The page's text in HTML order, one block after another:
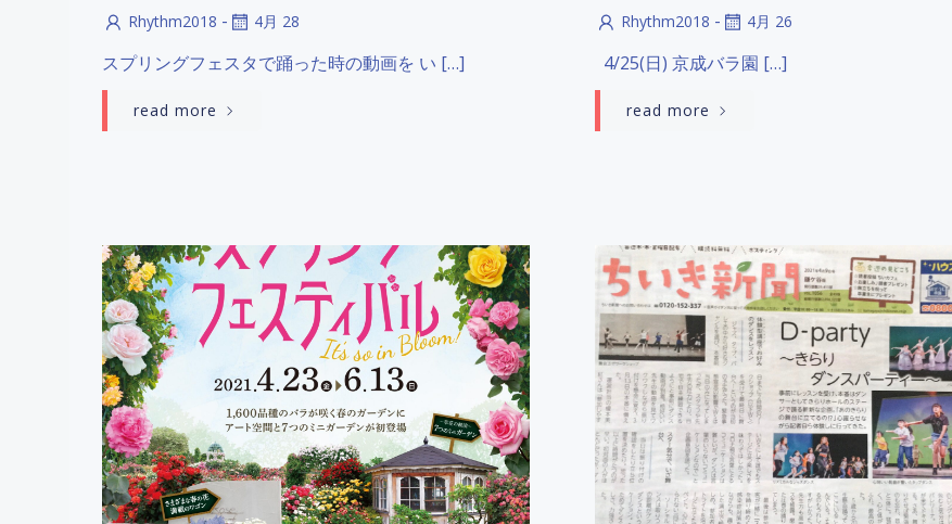
Rhythm2018 - 4月 28
スプリングフェスタで踊った時の動画を い […]
read more
Rhythm2018 - 4月 26
4/25(日) 京成バラ園 […]
read more